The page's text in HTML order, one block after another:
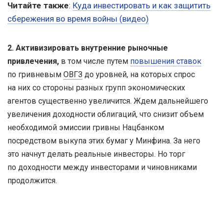
Читайте также: Куда инвестировать и как защитить
сбережения во время войны (видео)
2. Активизировать внутренние рыночные
привлечения, в том числе путем повышения ставок
по гривневым ОВГЗ до уровней, на которых спрос
на них со стороны разных групп экономических
агентов существенно увеличится. Ждем дальнейшего
увеличения доходности облигаций, что снизит объем
необходимой эмиссии гривны Нацбанком
посредством выкупа этих бумаг у Минфина. За него
это начнут делать реальные инвесторы. Но торг
по доходности между инвесторами и чиновниками
продолжится.